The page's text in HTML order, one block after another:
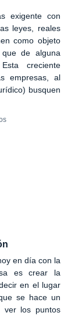
exigente con
leyes, reales
como objeto
que de alguna
creciente
empresas, al
busquen
en día con la
es crear la
en el lugar
se hace un
ver los puntos